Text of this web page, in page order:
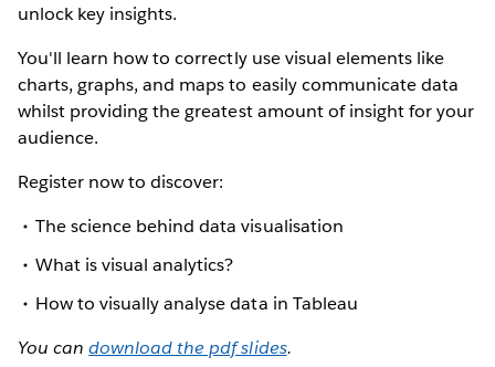
unlock key insights.
You'll learn how to correctly use visual elements like
charts, graphs, and maps to easily communicate data
whilst providing the greatest amount of insight for your
audience.
Register now to discover:
The science behind data visualisation
What is visual analytics?
How to visually analyse data in Tableau
You candownload the pdf slides.